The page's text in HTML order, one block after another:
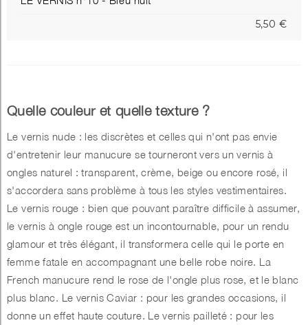
5,50 €
Quelle couleur et quelle texture ?
Le vernis nude : les discrètes et celles qui n'ont pas envie
d'entretenir leur manucure se tourneront vers un vernis à
ongles naturel : transparent, crème, beige ou encore rosé, il
s'accordera sans problème à tous les styles vestimentaires.
Le vernis rouge : bien que pouvant paraître difficile à assumer,
le vernis à ongle rouge est un incontournable, pour un rendu
glamour et très élégant, il transformera celle qui le porte en
femme fatale en accompagnant une belle robe noire. La
French manucure rend le rose de l'ongle plus rose, et le blanc
plus blanc. Le vernis Caviar : pour les grandes occasions, il
donne un effet haute couture. Le vernis pailleté : pour les